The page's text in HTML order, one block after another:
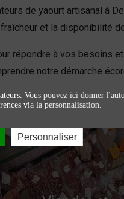
de yaourt artisanal à
et la disponibilité
répondre à vos besoins
notre démarche
Viandes et
charcuteries
Vous pouvez ici donner
via la personnalisation.
Personnaliser